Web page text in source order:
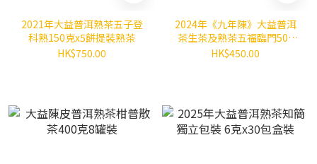
2021年大益普洱熟茶五子登
科熟150克x5餅提裝熟茶
HK$750.00
2024年《九年陳》大益普洱
茶生茶及熟茶五福臨門500
克茶餅（100克x5)
HK$450.00